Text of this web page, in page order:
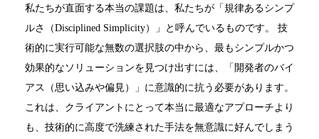
私たちが直面する本当の課題は、私たちが「規律あるシンプ
ルさ（Disciplined Simplicity）」と呼んでいるものです。 技
術的に実行可能な無数の選択肢の中から、最もシンプルかつ
効果的なソリューションを見つけ出すには、「開発者のバイ
アス（思い込みや偏見）」に意識的に抗う必要があります。
これは、クライアントにとって本当に最適なアプローチより
も、技術的に高度で洗練された手法を無意識に好んでしまう